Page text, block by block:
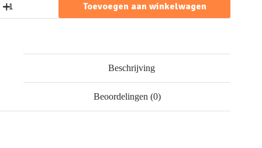
Ultra
Lash
Toevoegen aan winkelwagen
Beschrijving
Beoordelingen (0)